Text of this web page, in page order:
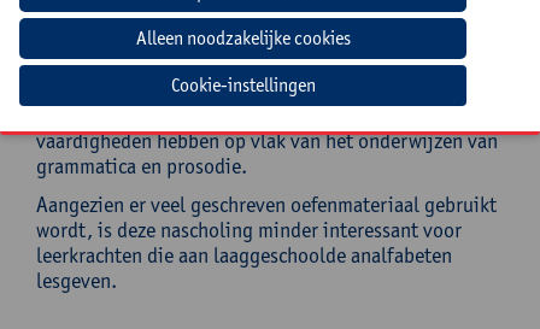
Doelgroep
Leerkrachten die NT2-les geven aan (jong)volwassenen
vaardigheden hebben op vlak van het onderwijzen van
grammatica en prosodie.
Aangezien er veel geschreven oefenmateriaal gebruikt
wordt, is deze nascholing minder interessant voor
leerkrachten die aan laaggeschoolde analfabeten
lesgeven.
Cookie-instellingen